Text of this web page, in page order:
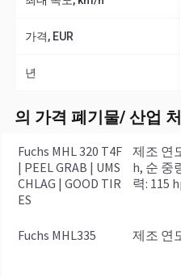
가격, EUR
년
의 가격 폐기물/ 산업
Fuchs MHL 320 T4F
| PEEL GRAB | UMS
CHLAG | GOOD TIR
ES
제조 연도: 2018, 시간: 13299
h, 순 중
력: 115
Fuchs MHL335 제조